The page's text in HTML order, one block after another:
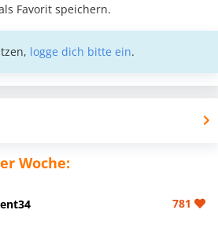
Favorit speichern.
logge dich bitte ein.
Woche:
781